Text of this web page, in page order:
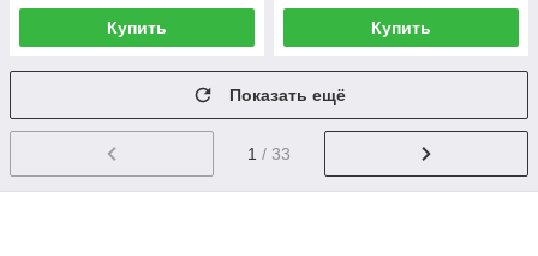
Купить Купить
Показать ещё
1 / 33